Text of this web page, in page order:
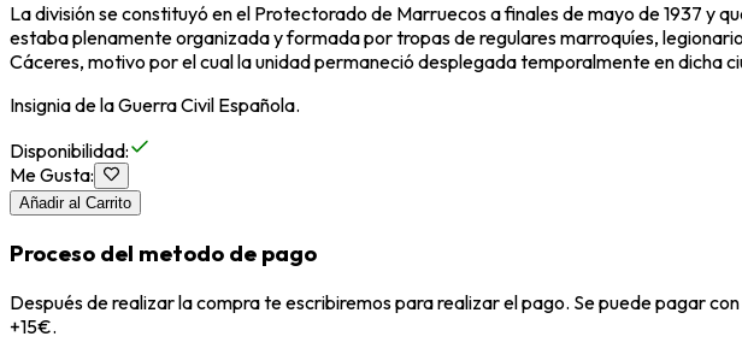
La división se constituyó en el Protectorado de Marruecos a finales de mayo de 1937 y
estaba plenamente organizada y formada por tropas de regulares marroquíes,
Cáceres, motivo por el cual la unidad permaneció desplegada temporalmente en dicha
Insignia de la Guerra Civil Española.
Disponibilidad:
Me Gusta:
Añadir al Carrito
Proceso del metodo de pago
Después de realizar la compra te escribiremos para realizar el pago. Se puede pagar
+15€.